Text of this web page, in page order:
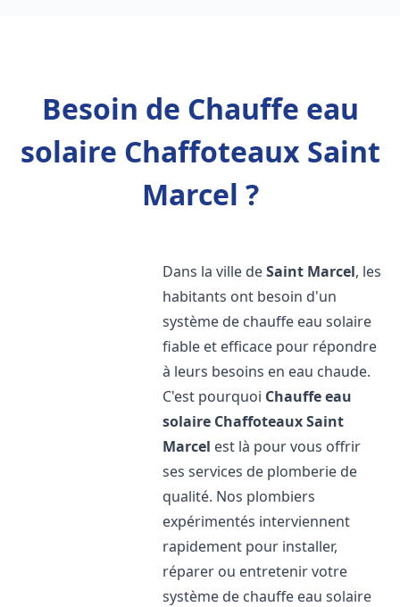
Besoin de Chauffe eau
solaire Chaffoteaux Saint
Marcel ?
Dans la ville deSaint Marcel, les
habitants ont besoin d'un
système de chauffe eau solaire
fiable et efficace pour répondre
à leurs besoins en eau chaude.
C'est pourquoi Chauffe eau
solaire ChaffoteauxSaint
Marcel est là pour vous offrir
ses services de plomberie de
qualité. Nos plombiers
expérimentés interviennent
rapidement pour installer,
réparer ou entretenir votre
système de chauffe eau solaire